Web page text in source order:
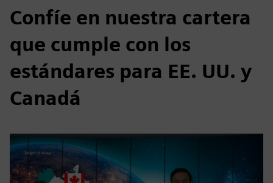
Confíe en nuestra cartera
que cumple con los
estándares para EE. UU. y
Canadá